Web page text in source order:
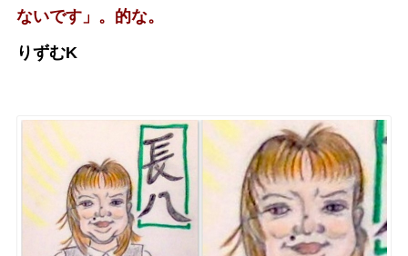
ないです」。的な。
りずむK